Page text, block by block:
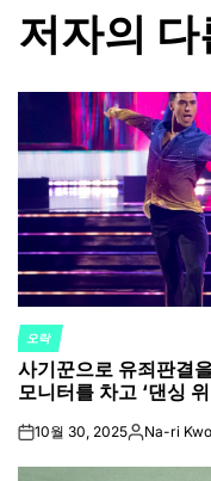
저자의 다
POSTED
IN
오락
사기꾼으로 유죄판결
모니터를 차고 ‘댄싱
on10월 30, 2025Posted
Na-ri